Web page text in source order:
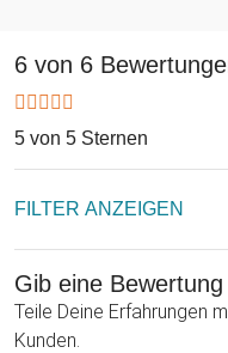
Bruder oder einen
Männer mit diesem
6 von 6
5 von 5 Sternen
FILTER ANZEIGEN
Gib eine Bewertung
Teile Deine Erfahrungen
Kunden.